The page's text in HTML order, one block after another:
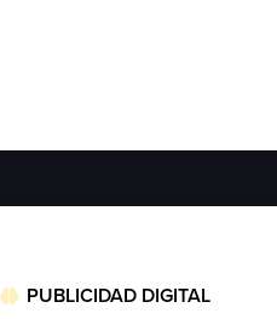
PUBLICIDAD DIGITAL